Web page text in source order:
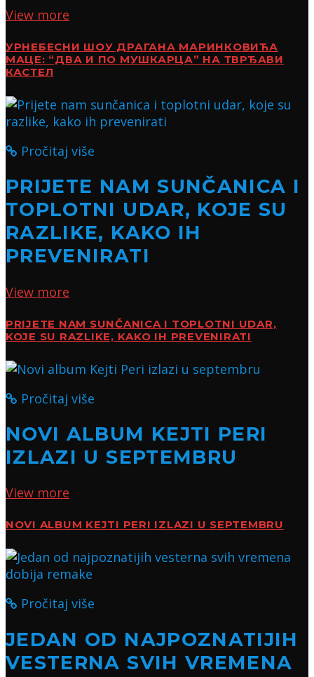
View more
УРНЕБЕСНИ ШОУ ДРАГАНА МАРИНКОВИЋА
МАЦЕ: “ДВА И ПО МУШКАРЦА” НА ТВРЂАВИ
КАСТЕЛ
Pročitaj više
PRIJETE NAM SUNČANICA I
TOPLOTNI UDAR, KOJE SU
RAZLIKE, KAKO IH
PREVENIRATI
View more
PRIJETE NAM SUNČANICA I TOPLOTNI UDAR,
KOJE SU RAZLIKE, KAKO IH PREVENIRATI
Pročitaj više
NOVI ALBUM KEJTI PERI
IZLAZI U SEPTEMBRU
View more
NOVI ALBUM KEJTI PERI IZLAZI U SEPTEMBRU
Pročitaj više
JEDAN OD NAJPOZNATIJIH
VESTERNA SVIH VREMENA